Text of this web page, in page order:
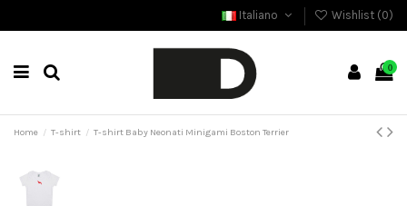
Italiano Wishlist (0)
0
Home T-shirt T-shirt Baby Neonati Minigami Boston Terrier